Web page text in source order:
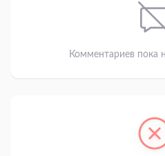
Комментариев пока